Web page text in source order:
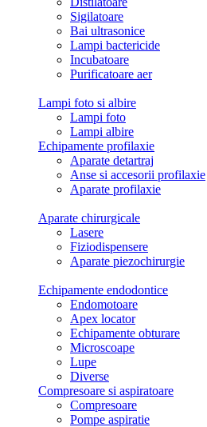
Sigilatoare
Bai ultrasonice
Lampi bactericide
Incubatoare
Purificatoare aer
Lampi foto si albire
Lampi foto
Lampi albire
Echipamente profilaxie
Aparate detartraj
Anse si accesorii profilaxie
Aparate profilaxie
Aparate chirurgicale
Lasere
Fiziodispensere
Aparate piezochirurgie
Echipamente endodontice
Endomotoare
Apex locator
Echipamente obturare
Microscoape
Lupe
Diverse
Compresoare si aspiratoare
Compresoare
Pompe aspiratie